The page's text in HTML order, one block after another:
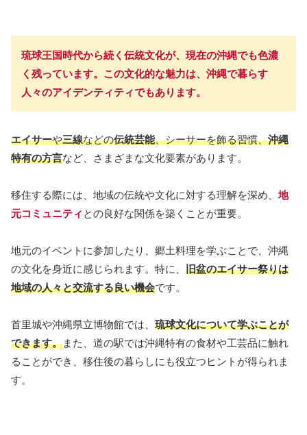
琉球王国時代から続く伝統文化が、現在の沖縄でも色濃
く残っています。この文化的な魅力は、沖縄で暮らす
人々のアイデンティティでもあります。
エイサーや三線などの伝統芸能、シーサーを飾る習慣、沖縄
特有の方言など、さまざまな文化要素があります。
移住する際には、地域の伝統や文化に対する理解を深め、地
元コミュニティ との良好な関係を築くことが重要。
地元のイベントに参加したり、郷土料理を学ぶことで、沖縄
の文化を身近に感じられます。特に、 旧盆のエイサー祭りは
地域の人々と交流する良い機会です。
首里城や沖縄県立博物館では、 琉球文化について学ぶことが
できます。また、道の駅では沖縄特有の食材や工芸品に触れ
ることができ、移住後の暮らしにも役立つヒントが得られま
す。